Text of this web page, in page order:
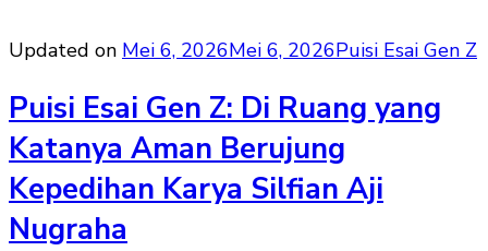
Updated on Mei 6, 2026Mei 6, 2026Puisi Esai Gen Z
Puisi Esai Gen Z: Di Ruang yang
Katanya Aman Berujung
Kepedihan Karya Silfian Aji
Nugraha